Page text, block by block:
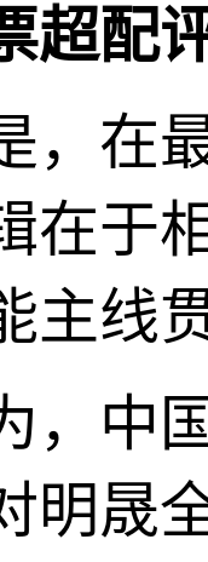
超配
，在
在于
主线
，中
明晟